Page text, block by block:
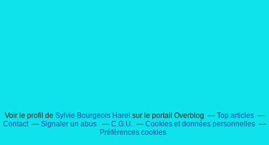
Voir le profil de Sylvie Bourgeois Harel sur le portail Overblog
Top articles
Contact
Signaler un abus C.G.U.
Cookies et données personnelles
Préférences cookies